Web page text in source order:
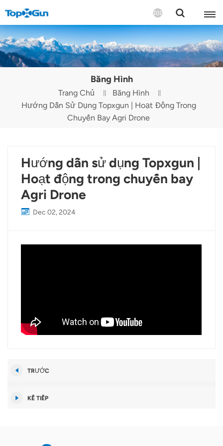
LIÊN HỆ VỚI CHÚNG TÔI
English
Español
Русский
Türkçe
Tiếng Việt
Băng Hình
Trang Chủ
Băng Hình
Hướng Dẫn Sử Dụng Topxgun | Hoạt Động Trong
Chuyến Bay Agri Drone
Hướng dẫn sử dụng Topxgun |
Hoạt động trong chuyến bay
Agri Drone
Dec 02, 2024
TRƯỚC
KẾ TIẾP